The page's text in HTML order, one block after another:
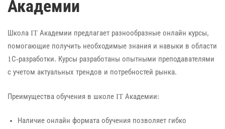
Академии
Школа IT Академии предлагает разнообразные онлайн курсы,
помогающие получить необходимые знания и навыки в области
1С-разработки. Курсы разработаны опытными преподавателями
с учетом актуальных трендов и потребностей рынка.
Преимущества обучения в школе IT Академии:
Наличие онлайн формата обучения позволяет гибко